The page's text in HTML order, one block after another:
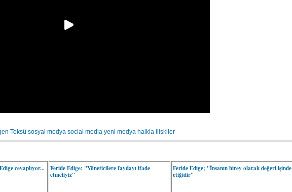
Toksü sosyal medya social media yeni medya halkla ilişkiler
cevaplıyor...
Feride Edige; "Yöneticilere faydayı ifade
etmeliyiz"
Feride Edige; "İnsanın birey olarak değeri işinde
etiğidir"